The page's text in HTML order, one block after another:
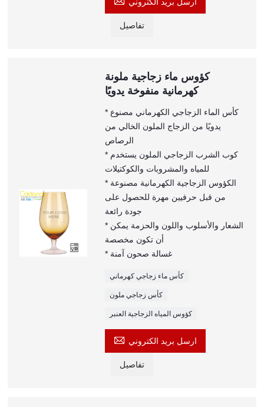
تفاصيل
كؤوس ماء زجاجية ملونة
كهرمانية منفوخة يدويًا
* كأس الماء الزجاجي الكهرماني مصنوع
يدويًا من الزجاج الملون الخالي من
الرصاص
* كوب الشرب الزجاجي الملون يستخدم
للمياه والمشروبات والكوكتيلات
* الكؤوس الزجاجية الكهرمانية مصنوعة
من قبل حرفيين مهرة للحصول على
جودة رائعة
* الشعار والأسلوب واللون والحزمة يمكن
أن تكون مخصصة
* غسالة صحون آمنة
كأس ماء زجاجي كهرماني
كأس زجاجي ملون
كؤوس المياه الزجاجية العنبر
 ارسل بريد الكتروني
تفاصيل